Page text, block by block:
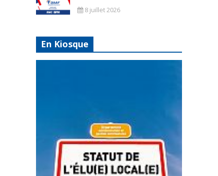
8 juillet 2026
En Kiosque